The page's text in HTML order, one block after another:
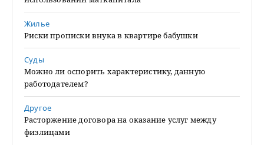
Жилье
Риски прописки внука в квартире бабушки
Суды
Можно ли оспорить характеристику, данную
работодателем?
Другое
Расторжение договора на оказание услуг между
физлицами